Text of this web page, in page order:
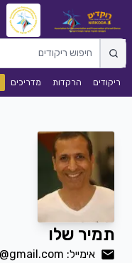
ריקודים הרקדות מדריכים
תמיר שלו
אימייל: tamir2626@gmail.com